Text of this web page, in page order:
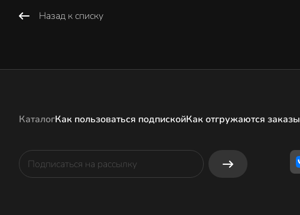
Назад к списку
КаталогКак пользоваться подпискойКак отгружаются заказы